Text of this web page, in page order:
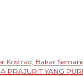
Kostrad, Bakar
PRAJURIT YANG